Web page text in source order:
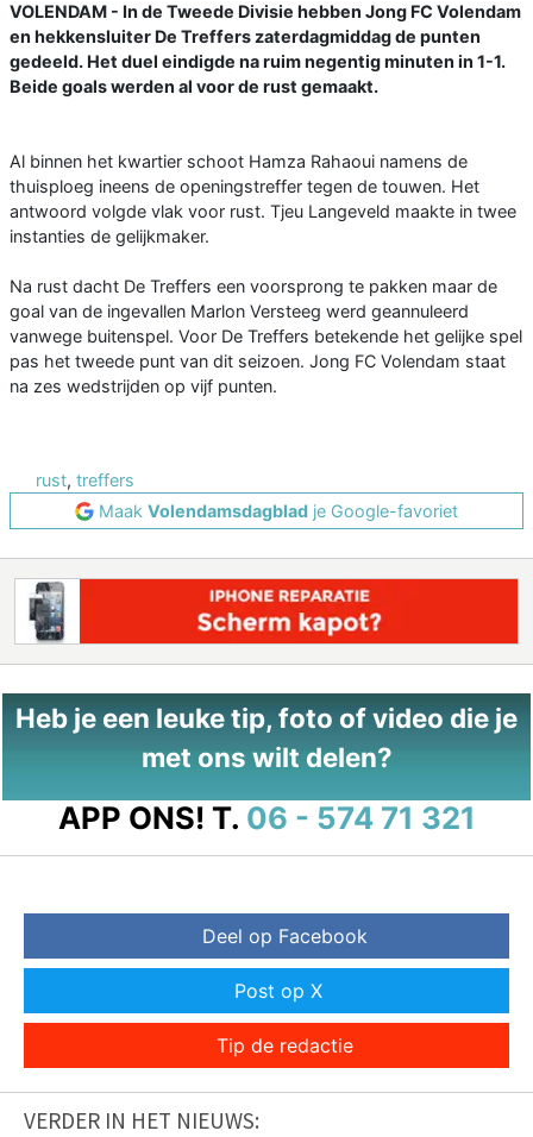
VOLENDAM - In de Tweede Divisie hebben Jong FC Volendam
en hekkensluiter De Treffers zaterdagmiddag de punten
gedeeld. Het duel eindigde na ruim negentig minuten in 1-1.
Beide goals werden al voor de rust gemaakt.
Al binnen het kwartier schoot Hamza Rahaoui namens de
thuisploeg ineens de openingstreffer tegen de touwen. Het
antwoord volgde vlak voor rust. Tjeu Langeveld maakte in twee
instanties de gelijkmaker.
Na rust dacht De Treffers een voorsprong te pakken maar de
goal van de ingevallen Marlon Versteeg werd geannuleerd
vanwege buitenspel. Voor De Treffers betekende het gelijke spel
pas het tweede punt van dit seizoen. Jong FC Volendam staat
na zes wedstrijden op vijf punten.
rust, treffers
Maak Volendamsdagblad je Google-favoriet
Heb je een leuke tip, foto of video die je
met ons wilt delen?
APP ONS! T. 06 - 574 71 321
Deel op Facebook
Post op X
Tip de redactie
VERDER IN HET NIEUWS: